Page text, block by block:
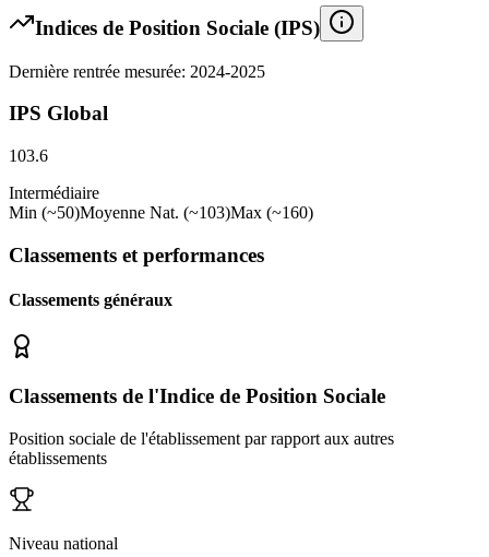
Indices de Position Sociale (IPS)
Dernière rentrée mesurée: 2024-2025
IPS Global
103.6
Intermédiaire
Min (~50)Moyenne Nat. (~103)Max (~160)
Classements et performances
Classements généraux
Classements de l'Indice de Position Sociale
Position sociale de l'établissement par rapport aux autres
établissements
Niveau national